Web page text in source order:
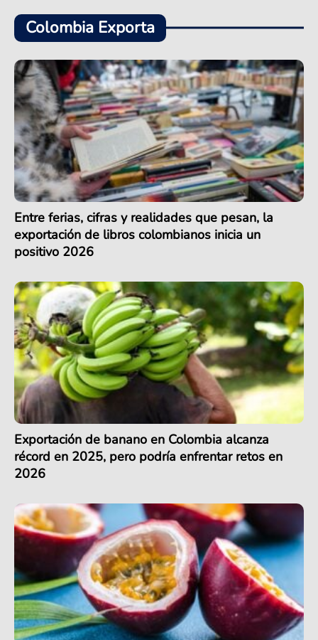
Colombia Exporta
Entre ferias, cifras y realidades que pesan, la
exportación de libros colombianos inicia un
positivo 2026
Exportación de banano en Colombia alcanza
récord en 2025, pero podría enfrentar retos en
2026